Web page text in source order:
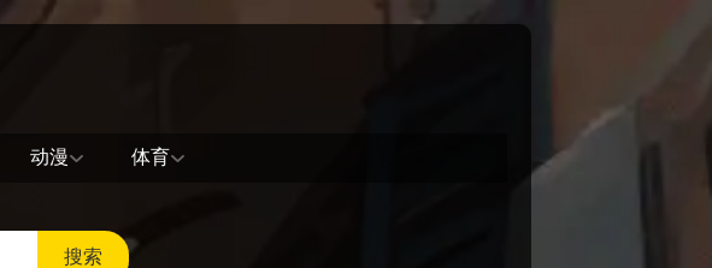
动漫 体育
搜索